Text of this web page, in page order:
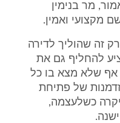
מר בנימין
מקצועי ואמין.
זה שהוליך לדירה
להחליף גם את
אף שלא מצא בו כל
של פתיחת
כשלעצמה,